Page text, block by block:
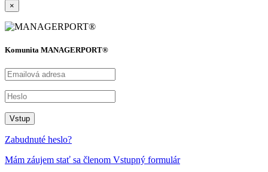
×
Komunita MANAGERPORT®
Zabudnuté heslo?
Mám záujem stať sa členom Vstupný formulár